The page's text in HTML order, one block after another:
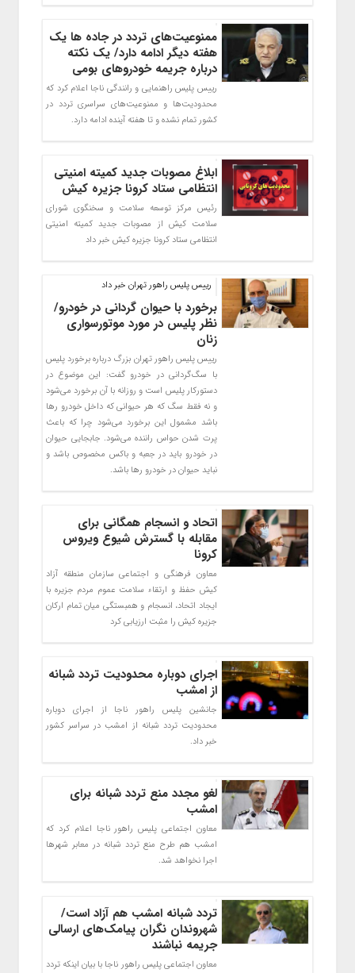
ممنوعیت‌های تردد در جاده ها یک
هفته دیگر ادامه دارد/ یک نکته
درباره جریمه خودروهای بومی
رییس پلیس راهنمایی و رانندگی ناجا اعلام کرد که
محدودیت‌ها و ممنوعیت‌های سراسری تردد در
کشور تمام نشده و تا هفته آینده ادامه دارد.
ابلاغ مصوبات جدید کمیته امنیتی
انتظامی ستاد کرونا جزیره کیش
رئیس مرکز توسعه سلامت و سخنگوی شورای
سلامت کیش از مصوبات جدید کمیته امنیتی
انتظامی ستاد کرونا جزیره کیش خبر داد
رییس پلیس راهور تهران خبر داد
برخورد با حیوان گردانی در خودرو/
نظر ‌پلیس در مورد موتورسواری
زنان
رییس پلیس راهور تهران بزرگ درباره برخورد پلیس
با سگ‌گردانی در خودرو گفت: این موضوع در
دستورکار پلیس است و روزانه با آن برخورد می‌شود
و نه فقط سگ که هر حیوانی که داخل خودرو رها
باشد مشمول این برخورد می‌شود چرا که باعث
پرت شدن حواس راننده می‌شود. جابجایی حیوان
در خودرو باید در جعبه و باکس مخصوص باشد و
نباید حیوان در خودرو رها باشد.
اتحاد و انسجام همگانی برای
مقابله با گسترش شیوع ویروس
کرونا
معاون فرهنگی و اجتماعی سازمان منطقه آزاد
کیش حفظ و ارتقاء سلامت عموم مردم جزیره با
ایجاد اتحاد، انسجام و همبستگی میان تمام ارکان
جزیره کیش را مثبت ارزیابی کرد
اجرای دوباره محدودیت تردد شبانه
از امشب
جانشین پلیس راهور ناجا از اجرای دوباره
محدودیت تردد شبانه از امشب در سراسر کشور
خبر داد.
لغو مجدد منع تردد شبانه برای
امشب
معاون اجتماعی پلیس راهور ناجا اعلام کرد که
امشب هم طرح منع تردد شبانه در معابر شهرها
اجرا نخواهد شد.
تردد شبانه امشب هم آزاد است/
شهروندان نگران پیامک‌های ارسالی
جریمه نباشند
معاون اجتماعی پلیس راهور ناجا با بیان اینکه تردد